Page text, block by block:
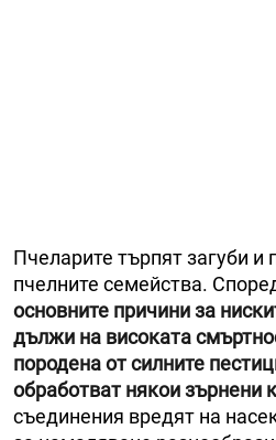
Пчеларите търпят загуби и
пчелните семейства.
основните причини за
дължи на високата
породена от силните
обработват някои зърнени
съединения вредят на